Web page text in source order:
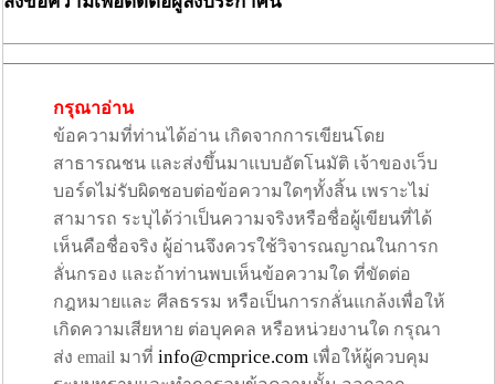
กรุณาอ่าน
ข้อความที่ท่านได้อ่าน เกิดจากการเขียนโดย
สาธารณชน และส่งขึ้นมาแบบอัตโนมัติ เจ้าของเว็บ
บอร์ดไม่รับผิดชอบต่อข้อความใดๆทั้งสิ้น เพราะไม่
สามารถ ระบุได้ว่าเป็นความจริงหรือชื่อผู้เขียนที่ได้
เห็นคือชื่อจริง ผู้อ่านจึงควรใช้วิจารณญาณในการก
ลั่นกรอง และถ้าท่านพบเห็นข้อความใด ที่ขัดต่อ
กฎหมายและ ศีลธรรม หรือเป็นการกลั่นแกล้งเพื่อให้
เกิดความเสียหาย ต่อบุคคล หรือหน่วยงานใด กรุณา
ส่ง email มาที่ info@cmprice.com เพื่อให้ผู้ควบคุม